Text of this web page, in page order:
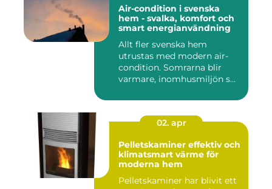
Air-condition i svenska
hem - svalka, komfort och
smart energianvändning
Allt fler svenska hem
utrustas med modern air-
condition. Somrarna blir
varmare, inomhusmiljön s...
02. apr
Pelletskaminer effektiv och
klimatsmart värme för
moderna hem
Pelletskaminer har blivit ett